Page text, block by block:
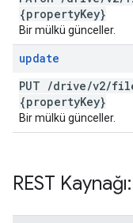
{propertyKey}
Bir mülkü günceller.
update
PUT /drive/v2/
{propertyKey}
Bir mülkü günceller.
REST Kaynağı: